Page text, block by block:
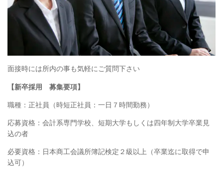
面接時には所内の事も気軽にご質問下さい
【新卒採用 募集要項】
職種：正社員（時短正社員：一日７時間勤務）
応募資格：会計系専門学校、短期大学もしくは四年制大学卒業見
込の者
必要資格：日本商工会議所簿記検定２級以上（卒業迄に取得で申
込可）